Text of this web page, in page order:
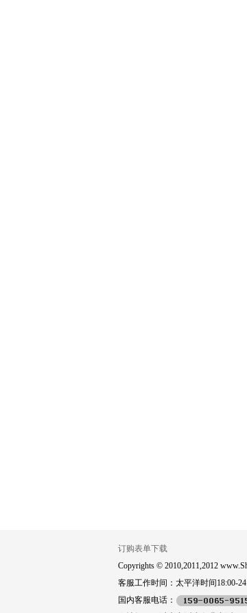
订购表单下载
Copyrights © 2010,2011,2012
客服工作时间：太平洋时间18:00-
国内客服电话：